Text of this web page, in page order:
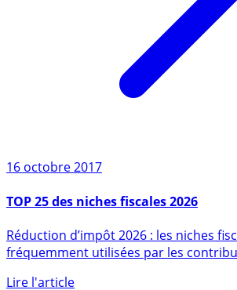
16 octobre 2017
TOP 25 des niches fiscales 2026
Réduction d’impôt 2026 : les niches
fréquemment utilisées par les
Lire l'article